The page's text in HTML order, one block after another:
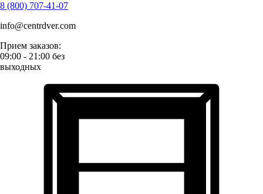
8 (800) 707-41-07
info@centrdver.com
Прием заказов:
09:00 - 21:00 без
выходных